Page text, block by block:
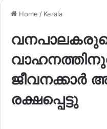
Home / Kerala
ജീവനക്കാർ
രക്ഷപ്പെട്ടു